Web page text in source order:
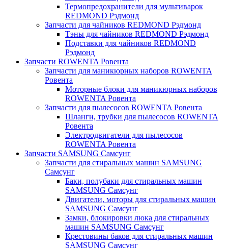
Термопредохранители для мультиварок
REDMOND Рэдмонд
Запчасти для чайников REDMOND Рэдмонд
Тэны для чайников REDMOND Рэдмонд
Подставки для чайников REDMOND
Рэдмонд
Запчасти ROWENTA Ровента
Запчасти для маникюрных наборов ROWENTA
Ровента
Моторные блоки для маникюрных наборов
ROWENTA Ровента
Запчасти для пылесосов ROWENTA Ровента
Шланги, трубки для пылесосов ROWENTA
Ровента
Электродвигатели для пылесосов
ROWENTA Ровента
Запчасти SAMSUNG Самсунг
Запчасти для стиральных машин SAMSUNG
Самсунг
Баки, полубаки для стиральных машин
SAMSUNG Самсунг
Двигатели, моторы для стиральных машин
SAMSUNG Самсунг
Замки, блокировки люка для стиральных
машин SAMSUNG Самсунг
Крестовины баков для стиральных машин
SAMSUNG Самсунг